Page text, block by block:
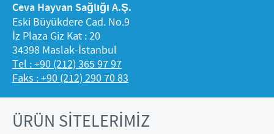
Ceva Hayvan Sağlığı A.Ş.
Eski Büyükdere Cad. No.9
İz Plaza Giz Kat : 20
34398 Maslak-İstanbul
Tel : +90 (212) 365 97 97
Faks : +90 (212) 290 70 83
ÜRÜN SİTELERİMİZ